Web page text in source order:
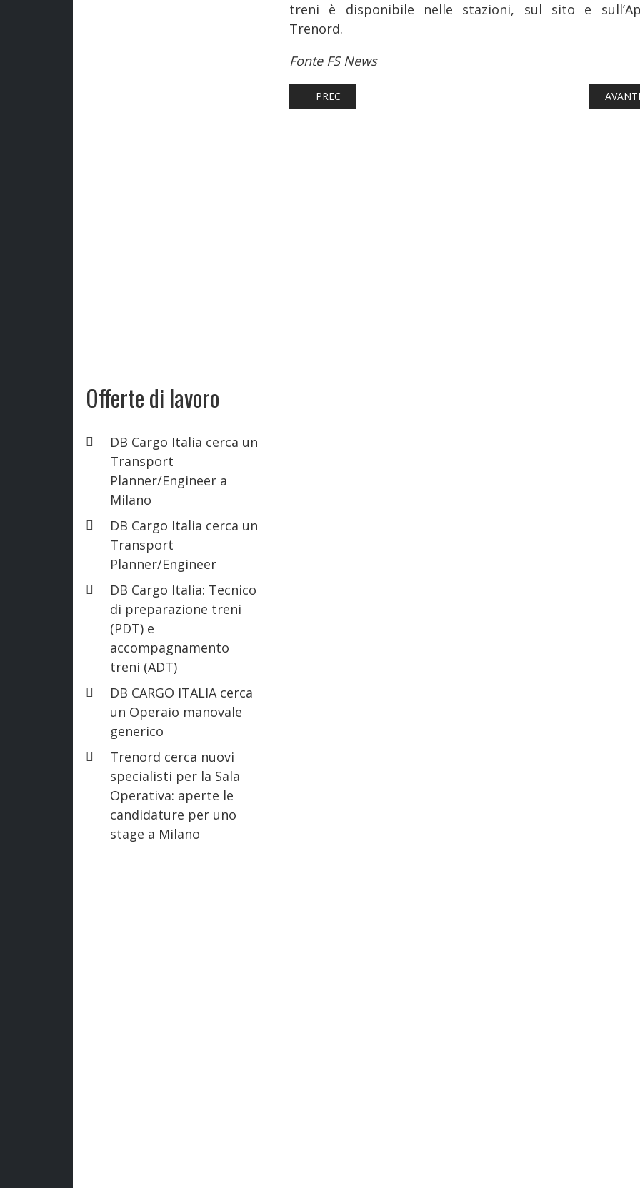
Offerte di lavoro
DB Cargo Italia cerca un
Transport
Planner/Engineer a
Milano
DB Cargo Italia cerca un
Transport
Planner/Engineer
DB Cargo Italia: Tecnico
di preparazione treni
(PDT) e
accompagnamento
treni (ADT)
DB CARGO ITALIA cerca
un Operaio manovale
generico
Trenord cerca nuovi
specialisti per la Sala
Operativa: aperte le
candidature per uno
stage a Milano
treni è disponibile nelle stazioni, sul sito e
Trenord.
Fonte FS News
ARTICOLO PRECEDENTE: FERROVIE: SVIZZERA, BANDO DELLE FFS
PREC AVANTI